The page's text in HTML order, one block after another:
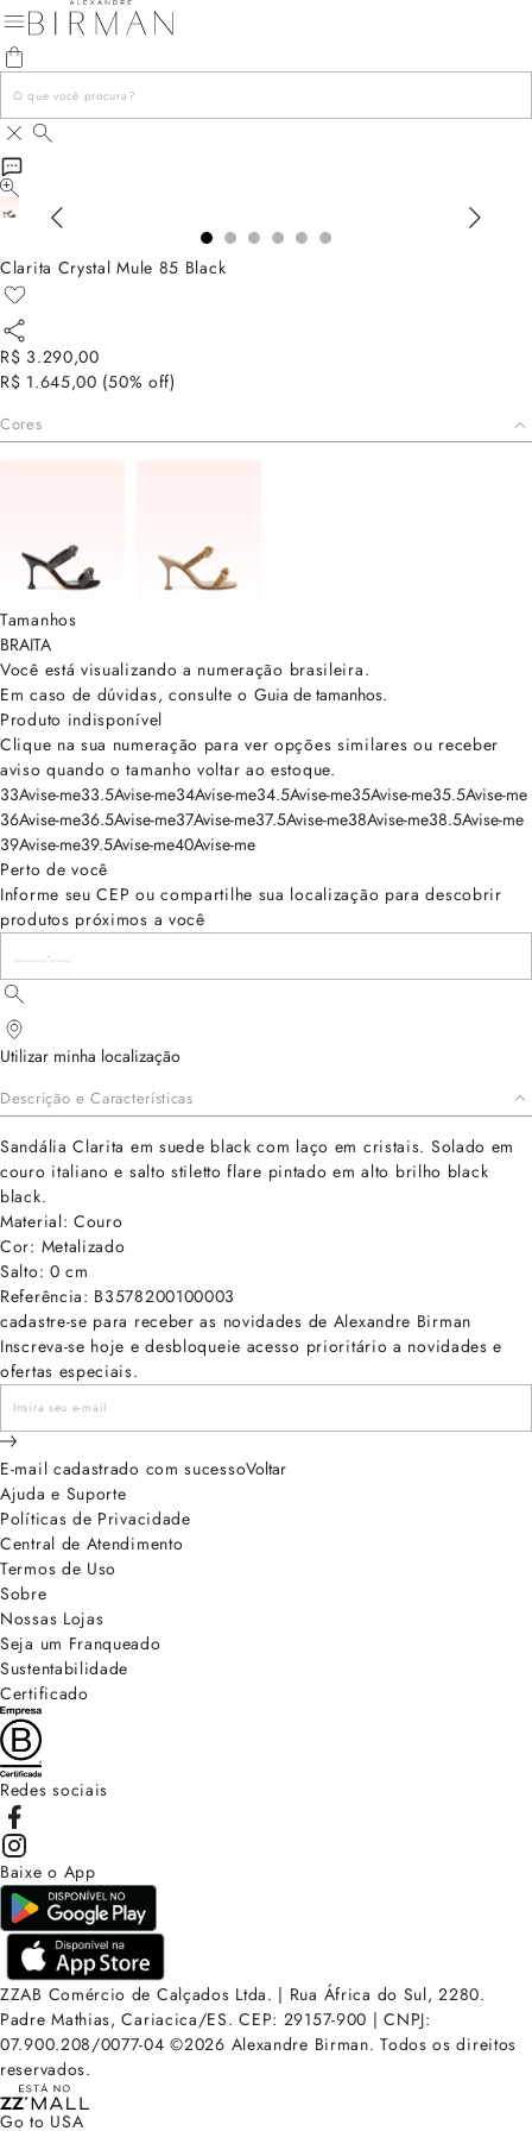
Clarita Crystal Mule 85 Black
R$ 3.290,00
R$ 1.645,00 (50% off)
Cores
Tamanhos
BRAITA
Você está visualizando a numeração brasileira.
Em caso de dúvidas, consulte o Guia de tamanhos.
Produto indisponível
Clique na sua numeração para ver opções similares ou receber
aviso quando o tamanho voltar ao estoque.
33Avise-me33.5Avise-me34Avise-me34.5Avise-me35Avise-me35.5Avise-me
36Avise-me36.5Avise-me37Avise-me37.5Avise-me38Avise-me38.5Avise-me
39Avise-me39.5Avise-me40Avise-me
Perto de você
Informe seu CEP ou compartilhe sua localização para descobrir
produtos próximos a você
Utilizar minha localização
Descrição e Características
Sandália Clarita em suede black com laço em cristais. Solado em
couro italiano e salto stiletto flare pintado em alto brilho black
black.
Material: Couro
Cor: Metalizado
Salto: 0 cm
Referência: B3578200100003
cadastre-se para receber as novidades de Alexandre Birman
Inscreva-se hoje e desbloqueie acesso prioritário a novidades e
ofertas especiais.
E-mail cadastrado com sucessoVoltar
Ajuda e Suporte
Políticas de Privacidade
Central de Atendimento
Termos de Uso
Sobre
Nossas Lojas
Seja um Franqueado
Sustentabilidade
Certificado
Redes sociais
Baixe o App
ZZAB Comércio de Calçados Ltda. | Rua África do Sul, 2280.
Padre Mathias, Cariacica/ES. CEP: 29157-900 | CNPJ:
07.900.208/0077-04 ©2026 Alexandre Birman. Todos os direitos
reservados.
Go to USA